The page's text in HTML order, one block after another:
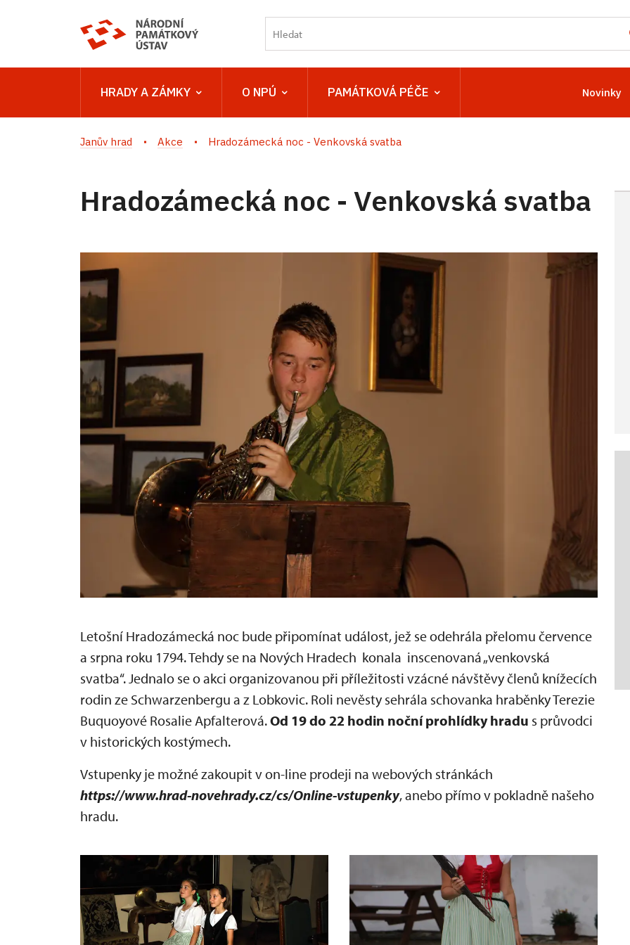
HRADY A ZÁMKY O NPÚ PAMÁTKOVÁ PÉČE Novinky
Janův hrad Akce Hradozámecká noc - Venkovská svatba
Hradozámecká noc - Venkovská svatba
Letošní Hradozámecká noc bude připomínat událost, jež se odehrála přelomu července
a srpna roku 1794. Tehdy se na Nových Hradech konala inscenovaná „venkovská
svatba“. Jednalo se o akci organizovanou při příležitosti vzácné návštěvy členů knížecích
rodin ze Schwarzenbergu a z Lobkovic. Roli nevěsty sehrála schovanka hraběnky Terezie
Buquoyové Rosalie Apfalterová.Od 19 do 22 hodin noční prohlídky hradu s průvodci
v historických kostýmech.
Vstupenky je možné zakoupit v on-line prodeji na webových stránkách
https://www.hrad-novehrady.cz/cs/Online-vstupenky, anebo přímo v pokladně našeho
hradu.